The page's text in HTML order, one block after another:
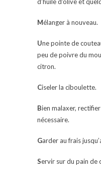
Mélanger à nouveau.
Une pointe de
peu de poivre du
citron.
Ciseler la ciboulette.
Bien malaxer,
nécessaire.
Garder au frais
Servir sur du pain de